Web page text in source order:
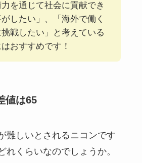
力を通じて社会に貢献でき
したい」、「海外で働く
挑戦したい」と考えている
おすすめです！
値は65
難しいとされるニコンです
れくらいなのでしょうか。